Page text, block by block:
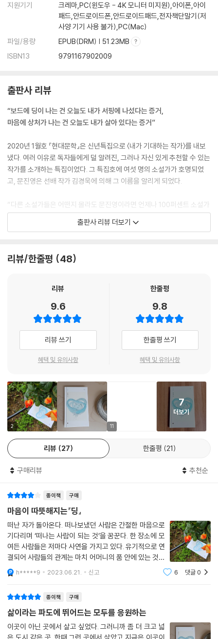
지원기기
크레마,PC(윈도우 - 4K 모니터 미지원),아이폰,아이
패드,안드로이드폰,안드로이드패드,전자책단말기(저
사양 기기 사용 불가),PC(Mac)
파일/용량
EPUB(DRM) | 51.23MB
ISBN13
9791167902009
출판사 리뷰
“보드에 딩이 나는 건 오늘도 내가 서핑에 나섰다는 증거,
마음에 상처가 나는 건 오늘도 내가 살아 있다는 증거”
2020년 1월호 『현대문학』은 신년특집으로 〈내가 기대하는 작가〉를 내보
냈다. 여러 이유로 독자들에게 덜 알려진, 그러나 자신 있게 추천할 수 있는
작가를 소개하는 특집이었다. 그 특집호에 여섯 명의 소설가가 호명되었
고, 문진영은 선배 작가 김경욱에 의해 그 이름을 알리게 되었다.
“다른 소설가들은 어떤지 몰라도 문진영이라면 언제나 100퍼센트 소설가
였고 앞으로도 그러하리라 힘주어 말할 수 있다. (……) 오늘의 소설가 목
록에 이름이 오르내리지 않아도, 등단한 뒤 10년 동안 발표작이라곤 단편
툭 꺼내놓을 것이며, 그것은 매일 아침저녁으로 조율되어온 목소리같이 너
했지만, 그 이후 10년 넘게 지독한 무명 시절을 보내다 2020년 1월호 『현
대문학』 특집 이후, 오랜 침묵을 깨고 소설집 『눈 속의 겨울』을 발표하고,
〈김승옥문학상〉까지 수상하며 그 기대치를 스스로 증명해내고 있다. 『딩』
은 그런 문진영이 발표한 첫 중편소설로, 각기 다른 사연으로 남겨진 사람
들의 위무가 잔잔하게 그려진 작품이다.
『딩』에는 총 다섯 명의 주인공이 등장한다. 엄마가 죽은 뒤 아빠와 단둘이
살던 ‘지원’은 어떠한 사건 이후 서울로 홀로 올라간다. 서먹하게 지내던 아
버지가 돌아가신 후에야 고향 마을로 잠시 내려온 지원은 그곳에는 어릴
적 단짝이었던 주미를 만난다. ‘주미’는 절친도, 남동생도, 아버지도 모두
떠난 고향에서 엄마를 도와 모텔과 호프집을 운영하며 살고 있다. 주미가
운영하는 모텔에 장기 투숙 중인 ‘재인’은 모텔에서 죽은 401호 남자, P의
애인이다. P의 마지막 흔적을 쫓기 위해 한국으로 와 서핑 샵에서 일하고
살다 주미의 모텔 앞에 포장마차를 열고 그곳에서 살아갈 의미를 되찾고
로 그 집에 기거하며 타지의 삶에 새로운 희망을 갖게 된다.
소설 속 등장하는 다섯 인물은 유기적으로 연결되어 있다. 서로의 상처를
알고는 있지만 적극적으로 그들의 삶에 개입하지 않고 그저 곁을 내준다.
“남겨진 사람이 아니라 그냥 여기 있는 사람. 누군가 나 왔어, 하고 돌아왔
을 때 거기 있는 사람. 아무 때나 연락해도 늘 있는 사람” 그들은 서로에게
그런 사람이 되고 싶어 한다. 돌아가신 아버지 집에서 잠든 밤 지원의 곁에
주미가, 주미 곁에 지원과 영식이, 재인 곁에 영식과 주미가, 영식의 곁에
주미와 쑤언이. 쑤언의 곁에 영식이.
“이 소설의 인물들은 서로 온기를 주고받는다. 쑤언의 귤이 지원에게 환한
마음을 선물해주고, 지원의 환한 마음은 주미에게 폭죽처럼 터지는 기쁨을
출판사 리뷰 더보기
리뷰/한줄평 48
리뷰
9.6
리뷰 쓰기
혜택 및 유의사항
한줄평
9.8
한줄평 쓰기
혜택 및 유의사항
2 11
7
더보기
리뷰 27 한줄평 21
구매리뷰 추천순
종이책 구매
마음이 따뜻해지는『딩』
떠난 자가 돌아온다. 떠나보냈던 사람은 간절한 마음으로
기다리며 ‘떠나는 사람이 되는 것’을 꿈꾼다. 한 장소에 모
여든 사람들은 저마다 사연을 가지고 있다. 유기적으로 연
결되어 사람들의 관계는 마치 어머니의 품 안에 있는 것처
럼 아늑하다. 주저하던 마음을 어루만져주는 것. 다정한
사람이 있기 때문이다. 마음을 열었기에 가능한 일이다.
h*****9 2023.06.21. 신고 6 댓글0
종이책 구매
삶이라는 파도에 뛰어드는 모두를 응원하는
이곳이 아닌 곳에서 살고 싶었다. 그러니까 좀 더 크고 넓